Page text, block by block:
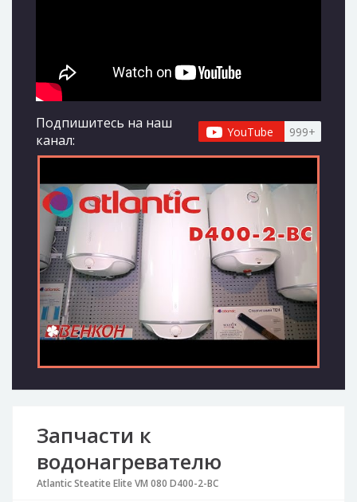
Подпишитесь на наш
канал:
YouTube 999+
Запчасти к
водонагревателю
Atlantic Steatite Elite VM 080 D400-2-BC